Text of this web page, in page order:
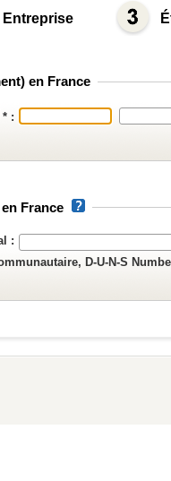
Entreprise
en France
:
France
:
D-U-N-S